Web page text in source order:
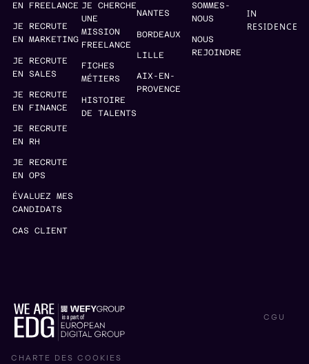
EN FREELANCE
JE RECRUTE
EN MARKETING
JE RECRUTE
EN SALES
JE RECRUTE
EN FINANCE
JE RECRUTE
EN RH
JE RECRUTE
EN OPS
ÉVALUEZ MES
CANDIDATS
CAS CLIENT
JE CHERCHE
UNE
MISSION
FREELANCE
FICHES
MÉTIERS
HISTOIRE
DE TALENTS
NANTES
BORDEAUX
LILLE
AIX-EN-
PROVENCE
SOMMES-
NOUS
NOUS
REJOINDRE
IN
RESIDENCE
CHARTE DES COOKIES
CGU